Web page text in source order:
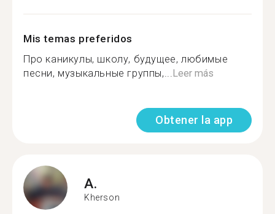
Mis temas preferidos
Про каникулы, школу, будущее, любимые
песни, музыкальные группы,...Leer más
Obtener la app
A.
Kherson